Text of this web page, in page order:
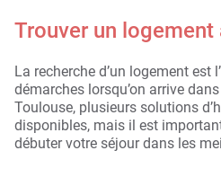
Trouver un logement
La recherche d’un logement est
démarches lorsqu’on arrive
Toulouse, plusieurs solutions
disponibles, mais il est
débuter votre séjour dans les